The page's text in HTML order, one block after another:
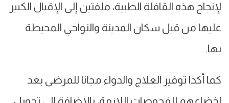
لإنجاح هذه القافلة الطبية، ملفتين إلى الإقبال الكبير
عليها من قبل سكان المدينة والنواحي المحيطة
بها.
كما أكدا توفير العلاج والدواء مجانا للمرضى بعد